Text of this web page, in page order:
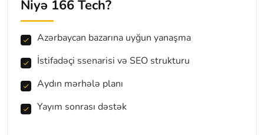
Niyə 166 Tech?
Azərbaycan bazarına uyğun yanaşma
İstifadəçi ssenarisi və SEO strukturu
Aydın mərhələ planı
Yayım sonrası dəstək